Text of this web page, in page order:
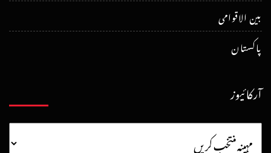
بین الاقوامی
پاکستان
آرکائیوز